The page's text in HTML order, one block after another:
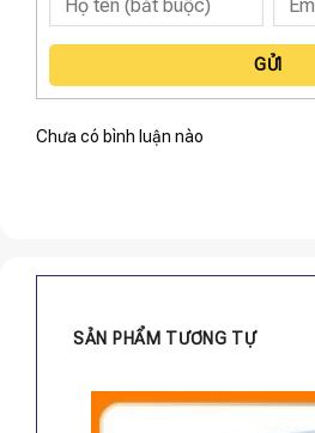
GỬI
Chưa có bình luận nào
SẢN PHẨM TƯƠNG TỰ